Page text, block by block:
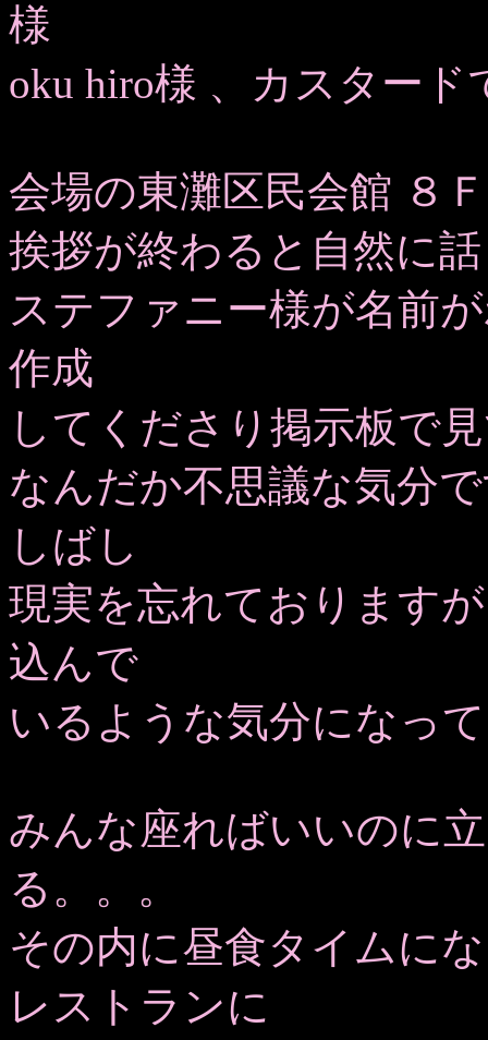
様
oku hiro様 、カスタード
会場の東灘区民会館 ８
挨拶が終わると自然に
ステファニー様が名前
作成
してくださり掲示板で
なんだか不思議な気分
しばし
現実を忘れております
込んで
いるような気分になっ
みんな座ればいいのに
る。。。
その内に昼食タイムに
レストランに